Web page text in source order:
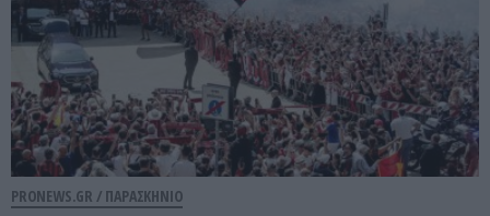
PRONEWS.GR / ΠΑΡΑΣΚΗΝΙΟ